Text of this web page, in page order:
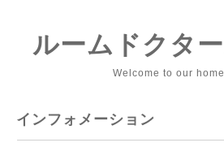
ルームドクタ
Welcome to our
インフォメーション